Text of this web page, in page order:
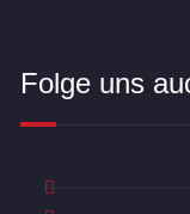
Folge uns